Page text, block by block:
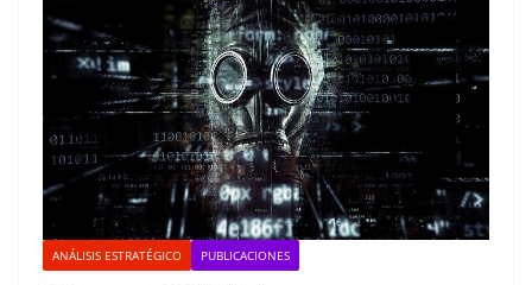
ANÁLISIS ESTRATÉGICO PUBLICACIONES